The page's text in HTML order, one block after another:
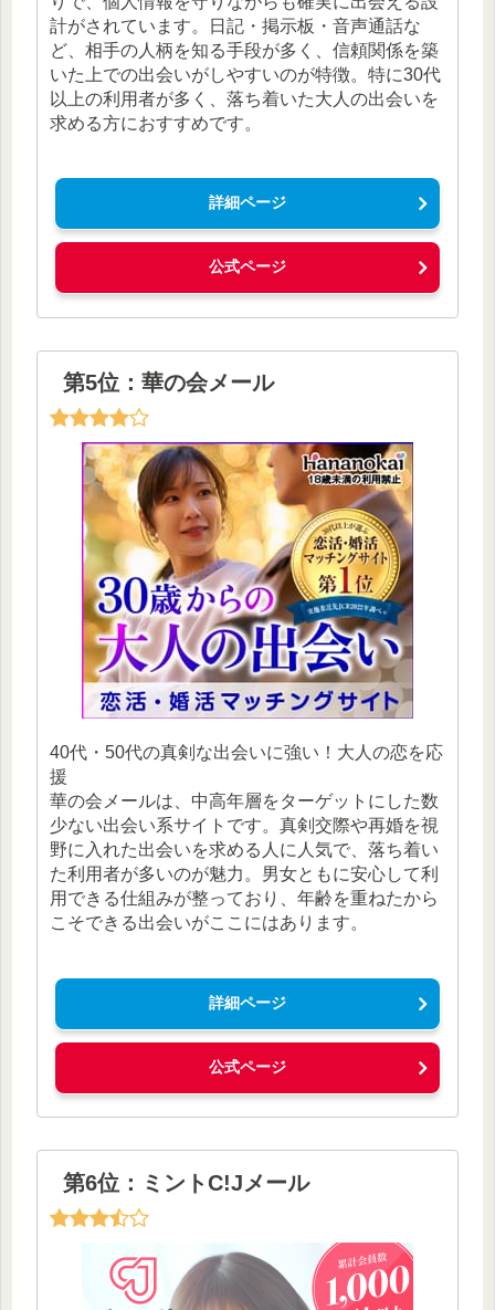
計がされています。日記・掲示板・音声通話な
ど、相手の人柄を知る手段が多く、信頼関係を築
いた上での出会いがしやすいのが特徴。特に30代
以上の利用者が多く、落ち着いた大人の出会いを
求める方におすすめです。
詳細ページ
公式ページ
第5位：華の会メール
40代・50代の真剣な出会いに強い！大人の恋を応
援
華の会メールは、中高年層をターゲットにした数
少ない出会い系サイトです。真剣交際や再婚を視
野に入れた出会いを求める人に人気で、落ち着い
た利用者が多いのが魅力。男女ともに安心して利
用できる仕組みが整っており、年齢を重ねたから
こそできる出会いがここにはあります。
詳細ページ
公式ページ
第6位：ミントC!Jメール